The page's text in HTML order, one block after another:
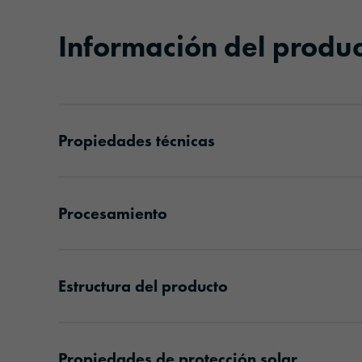
Información del
Propiedades técnicas
Procesamiento
Estructura del producto